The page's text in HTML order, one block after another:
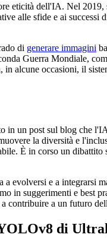
eticità dell'IA. Nel
alle sfide e ai
di generare immagini
Guerra Mondiale,
alcune occasioni, il
un post sul blog che
la diversità e
È in corso un
evolversi e a integrarsi
in suggerimenti e best
contribuire a un futuro
di